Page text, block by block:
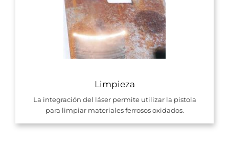
Limpieza
La integración del láser permite utilizar la pistola
para limpiar materiales ferrosos oxidados.